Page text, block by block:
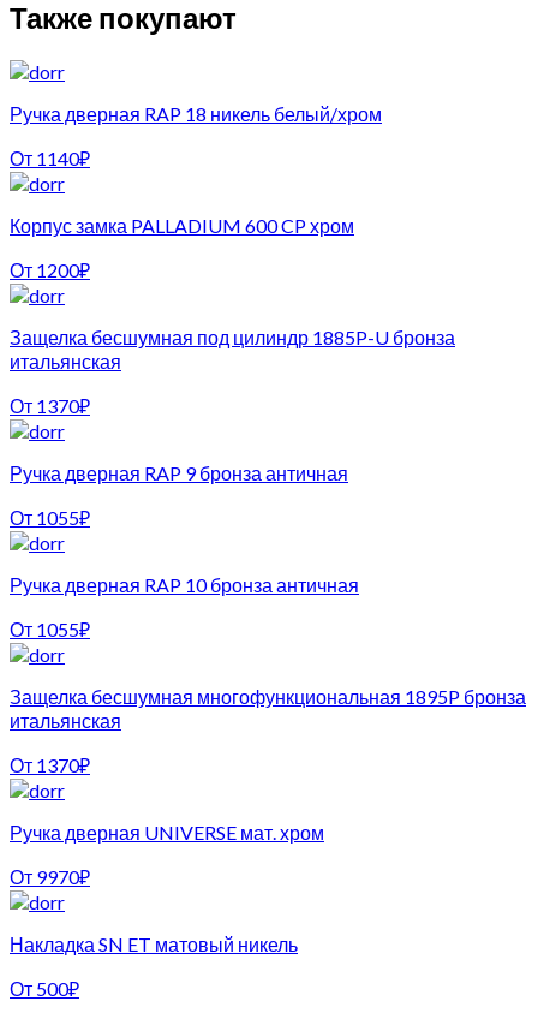
Также покупают
Ручка дверная RAP 18 никель белый/хром
От 1140₽
Корпус замка PALLADIUM 600 CP хром
От 1200₽
Защелка бесшумная под цилиндр 1885P-U бронза
итальянская
От 1370₽
Ручка дверная RAP 9 бронза античная
От 1055₽
Ручка дверная RAP 10 бронза античная
От 1055₽
Защелка бесшумная многофункциональная 1895P бронза
итальянская
От 1370₽
Ручка дверная UNIVERSE мат. хром
От 9970₽
Накладка SN ET матовый никель
От 500₽